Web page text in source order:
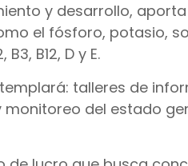
y desarrollo,
el fósforo, potasio,
B12, D y E.
talleres de
del estado